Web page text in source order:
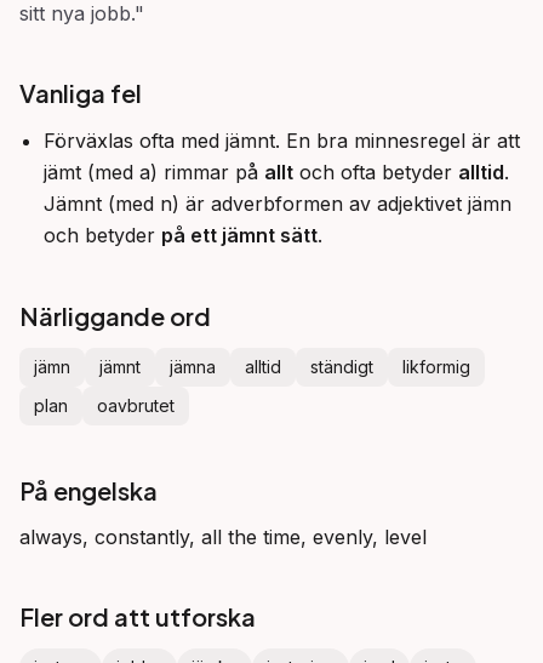
sitt nya jobb."
Vanliga fel
Förväxlas ofta med jämnt. En bra minnesregel är att
jämt (med a) rimmar på allt och ofta betyder alltid.
Jämnt (med n) är adverbformen av adjektivet jämn
och betyder på ett jämnt sätt.
Närliggande ord
jämn jämnt jämna alltid ständigt
likformig
plan
oavbrutet
På engelska
always, constantly, all the time, evenly, level
Fler ord att utforska